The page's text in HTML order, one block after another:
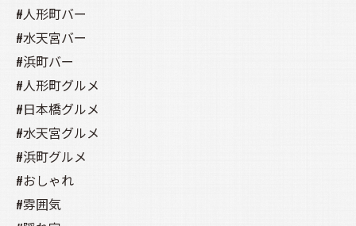
#人形町バー
#水天宮バー
#浜町バー
#人形町グルメ
#日本橋グルメ
#水天宮グルメ
#浜町グルメ
#おしゃれ
#雰囲気